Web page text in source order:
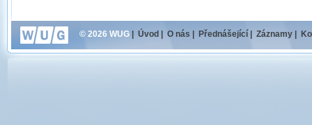
© 2026 WUG Úvod O nás Přednášející Záznamy